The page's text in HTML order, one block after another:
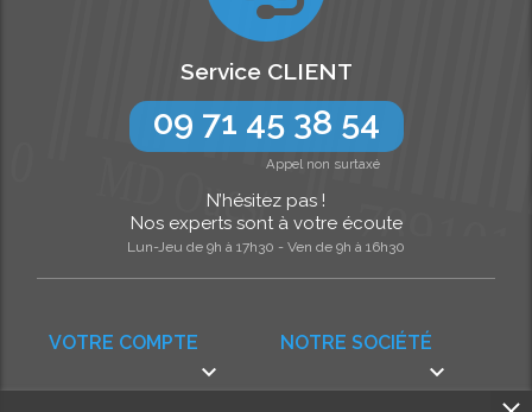
NOTRE SOCIÉTÉ

VOTRE COMPTE

Service CLIENT
09 71 45 38 54
Appel non surtaxé
N’hésitez pas !
Nos experts sont à votre écoute
Lun-Jeu de 9h à 17h30 - Ven de 9h à 16h30